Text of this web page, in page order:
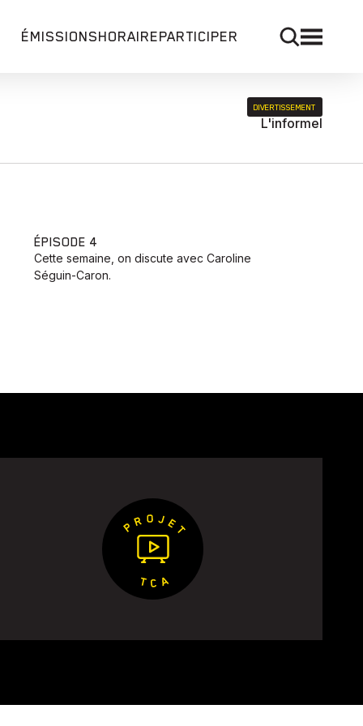
ÉMISSIONSHORAIREPARTICIPER
DIVERTISSEMENT
L'informel
ÉPISODE 4
Cette semaine, on discute avec Caroline
Séguin-Caron.